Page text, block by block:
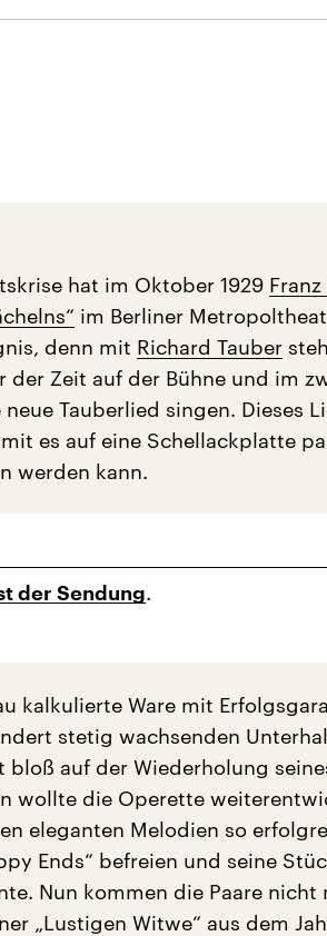
hat im Oktober 1929 Franz
im Berliner
denn mit Richard Tauber
der Zeit auf der Bühne und im
Tauberlied singen. Dieses
es auf eine Schellackplatte
werden kann.
der Sendung.
kalkulierte Ware mit
stetig wachsenden
bloß auf der Wiederholung
wollte die Operette
eleganten Melodien so
Ends“ befreien und seine
Nun kommen die Paare nicht
„Lustigen Witwe“ aus dem